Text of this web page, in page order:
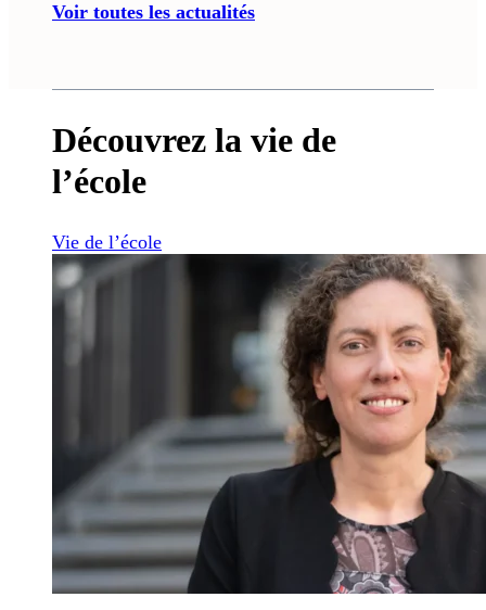
Voir toutes les actualités
Découvrez la vie de
l’école
Vie de l’école